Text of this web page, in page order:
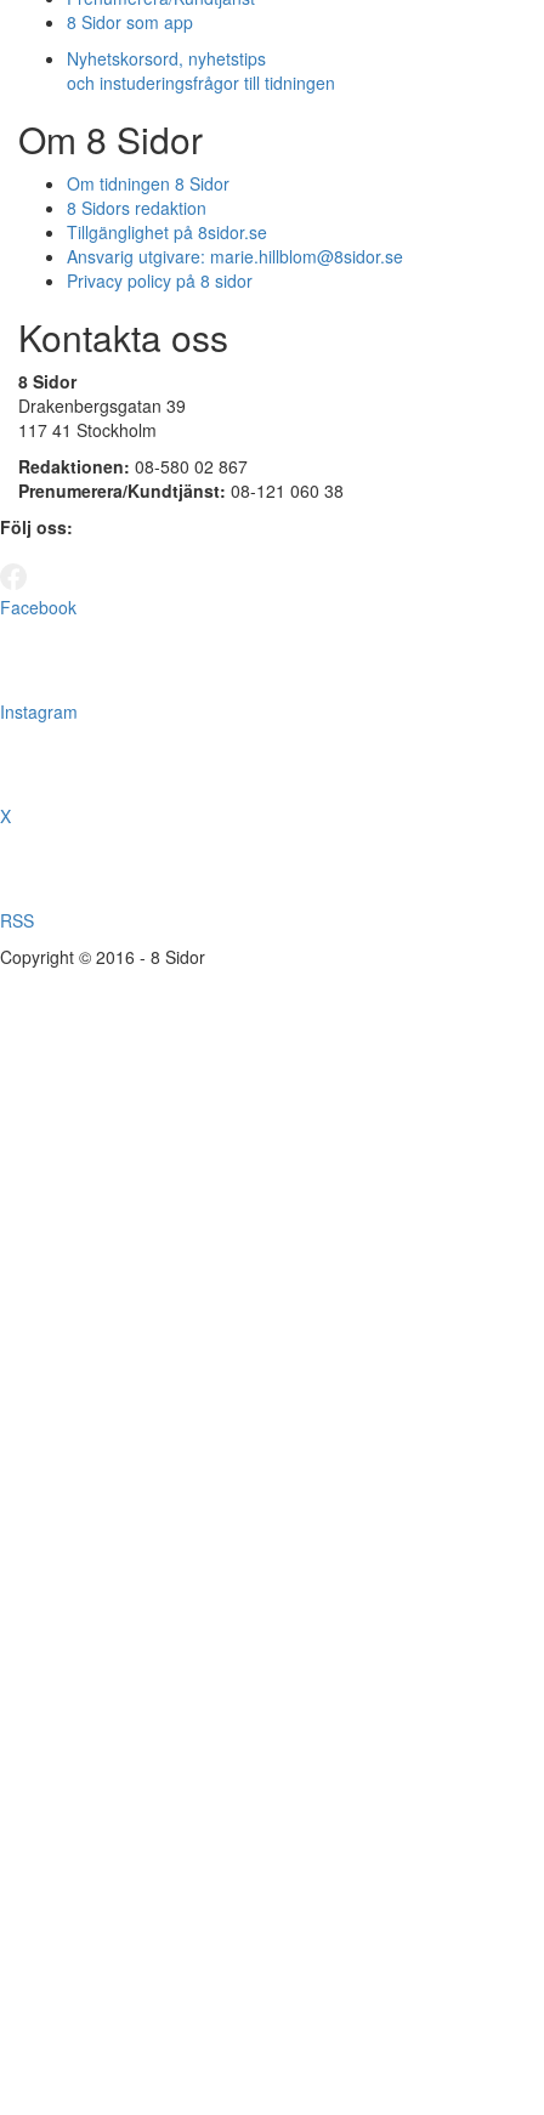
8 Sidor som app
Nyhetskorsord, nyhetstips
och instuderingsfrågor till tidningen
Om 8 Sidor
Om tidningen 8 Sidor
8 Sidors redaktion
Tillgänglighet på 8sidor.se
Ansvarig utgivare: marie.hillblom@8sidor.se
Privacy policy på 8 sidor
Kontakta oss
8 Sidor
Drakenbergsgatan 39
117 41 Stockholm
Redaktionen: 08-580 02 867
Prenumerera/Kundtjänst: 08-121 060 38
Följ oss:
Facebook
Instagram
X
RSS
Copyright © 2016 - 8 Sidor